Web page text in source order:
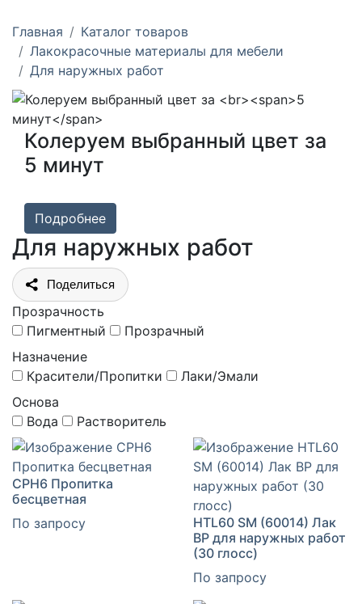
Главная
Каталог товаров
Лакокрасочные материалы для мебели
Для наружных работ
Колеруем выбранный цвет за
5 минут
Подробнее
Для наружных работ
Поделиться
Прозрачность
Пигментный
Прозрачный
Назначение
Красители/Пропитки
Лаки/Эмали
Основа
Вода
Растворитель
CPH6 Пропитка
бесцветная
По запросу
HTL60 SM (60014) Лак
ВР для наружных работ
(30 глосс)
По запросу